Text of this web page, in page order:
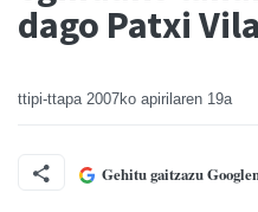
dago Patxi Vila
ttipi-ttapa 2007ko apirilaren 19a
Gehitu gaitzazu